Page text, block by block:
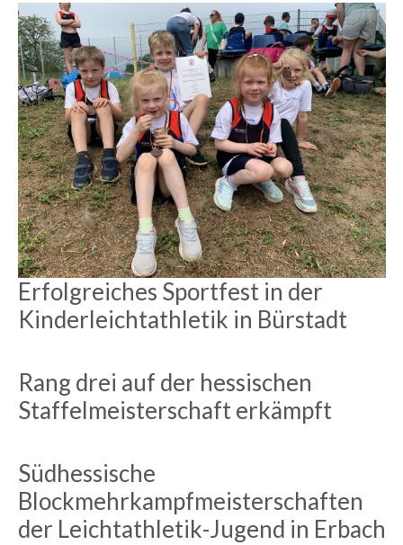
Erfolgreiches Sportfest in der
Kinderleichtathletik in Bürstadt
Rang drei auf der hessischen
Staffelmeisterschaft erkämpft
Südhessische
Blockmehrkampfmeisterschaften
der Leichtathletik-Jugend in Erbach